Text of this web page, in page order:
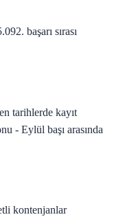
. başarı sırası
tarihlerde kayıt
- Eylül başı arasında
kontenjanlar